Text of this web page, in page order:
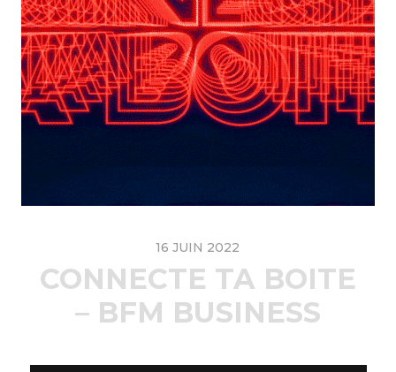
16 JUIN 2022
CONNECTE TA BOITE
– BFM BUSINESS